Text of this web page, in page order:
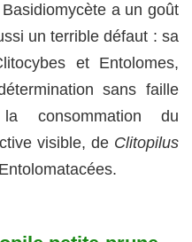
a un goût
un terrible défaut : sa
et Entolomes,
sans faille
consommation du
visible, de Clitopilus